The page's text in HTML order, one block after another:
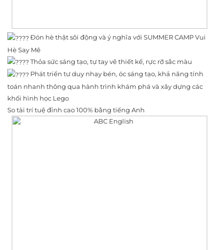
Đón hè thật sôi động và ý nghĩa với SUMMER CAMP Vui
Hè Say Mê
Thỏa sức sáng tạo, tự tay vẽ thiết kế, rực rỡ sắc màu
Phát triển tư duy nhạy bén, óc sáng tạo, khả năng tính
toán nhanh thông qua hành trình khám phá và xây dựng các
khối hình học Lego
So tài trí tuệ đỉnh cao 100% bằng tiếng Anh